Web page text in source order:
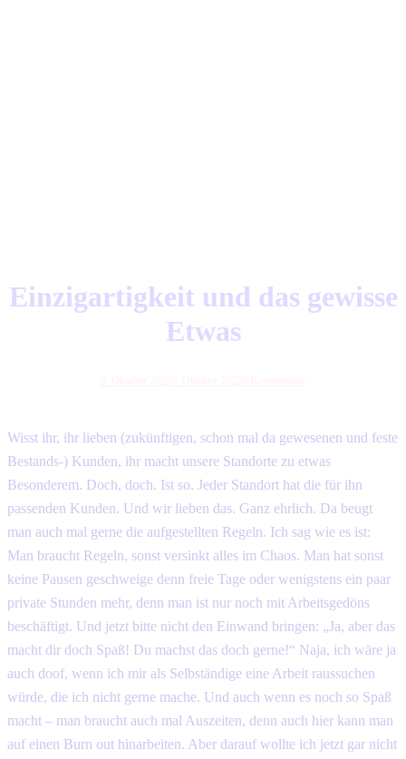
Einzigartigkeit und das gewisse
Etwas
Wisst ihr, ihr lieben (zukünftigen, schon mal da gewesenen und feste
Bestands-) Kunden, ihr macht unsere Standorte zu etwas
Besonderem. Doch, doch. Ist so. Jeder Standort hat die für ihn
passenden Kunden. Und wir lieben das. Ganz ehrlich. Da beugt
man auch mal gerne die aufgestellten Regeln. Ich sag wie es ist:
Man braucht Regeln, sonst versinkt alles im Chaos. Man hat sonst
keine Pausen geschweige denn freie Tage oder wenigstens ein paar
private Stunden mehr, denn man ist nur noch mit Arbeitsgedöns
beschäftigt. Und jetzt bitte nicht den Einwand bringen: „Ja, aber das
macht dir doch Spaß! Du machst das doch gerne!“ Naja, ich wäre ja
auch doof, wenn ich mir als Selbständige eine Arbeit raussuchen
würde, die ich nicht gerne mache. Und auch wenn es noch so Spaß
macht – man braucht auch mal Auszeiten, denn auch hier kann man
auf einen Burn out hinarbeiten. Aber darauf wollte ich jetzt gar nicht